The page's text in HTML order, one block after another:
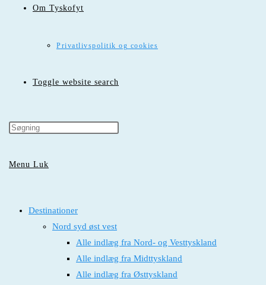
Om Tyskofyt
Privatlivspolitik og cookies
Toggle website search
Menu Luk
Destinationer
Nord syd øst vest
Alle indlæg fra Nord- og Vesttyskland
Alle indlæg fra Midttyskland
Alle indlæg fra Østtyskland